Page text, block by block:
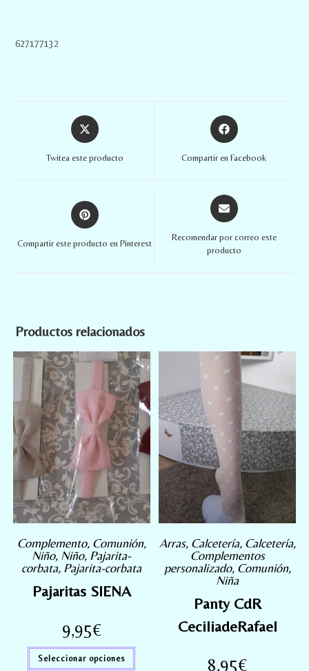
627177132
Twitea este producto Compartir en Facebook
Compartir este producto en Pinterest
Recomendar por correo este
producto
Productos relacionados
Complemento, Comunión,
Niño, Niño, Pajarita-
corbata, Pajarita-corbata
Pajaritas SIENA
9,95€
Seleccionar opciones
Arras, Calcetería, Calcetería,
Complementos
personalizado, Comunión,
Niña
Panty CdR
CeciliadeRafael
8,95€